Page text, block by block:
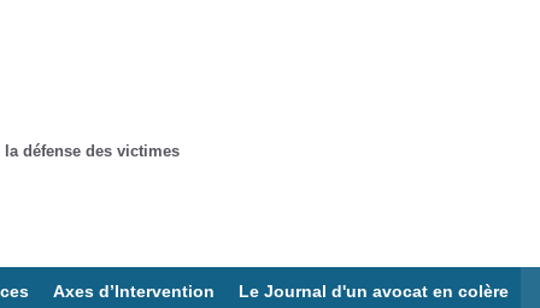
défense des victimes
Axes d’Intervention Le Journal d'un avocat en colère